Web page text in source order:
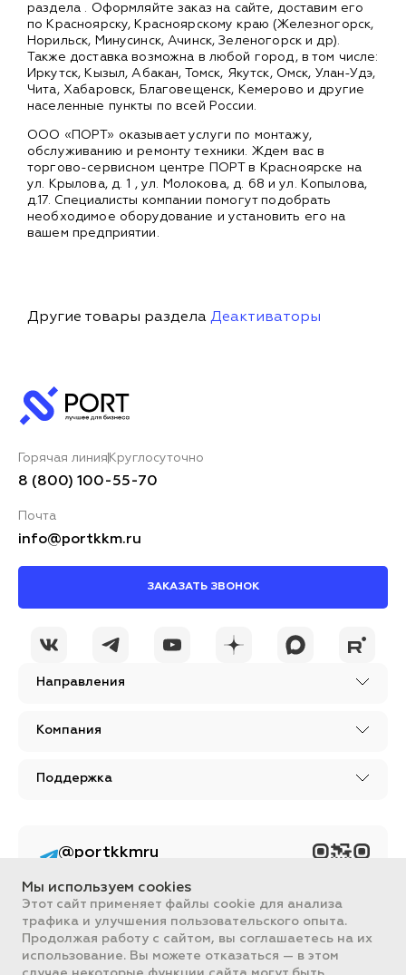
раздела
. Оформляйте заказ на сайте, доставим его
по Красноярску, Красноярскому краю (Железногорск,
Норильск, Минусинск, Ачинск, Зеленогорск и др).
Также доставка возможна в любой город, в том числе:
Иркутск, Кызыл, Абакан, Томск, Якутск, Омск, Улан-Удэ,
Чита, Хабаровск, Благовещенск, Кемерово и другие
населенные пункты по всей России.
ООО «ПОРТ» оказывает услуги по монтажу,
обслуживанию и ремонту техники. Ждем вас в
торгово-сервисном центре ПОРТ в Красноярске на
ул. Крылова, д. 1 , ул. Молокова, д. 68 и ул. Копылова,
д.17. Специалисты компании помогут подобрать
необходимое оборудование и установить его на
вашем предприятии.
Другие товары раздела Деактиваторы
Направления
Компания
Поддержка
Горячая линия Круглосуточно
8 (800) 100-55-70
Почта
info@portkkm.ru
ЗАКАЗАТЬ ЗВОНОК
Вся информация, размещенная на сайте, носит ознакомительный
характер и не является публичной офертой, определяемой
положениями Статьи 437 ГК РФ.
@portkkmru
контент PORT - бизнес
портал
Мы используем cookies
Этот сайт применяет файлы cookie для анализа
трафика и улучшения пользовательского опыта.
Продолжая работу с сайтом, вы соглашаетесь на их
использование. Вы можете отказаться — в этом